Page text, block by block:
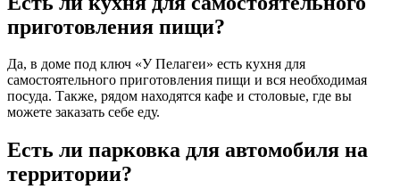
приготовления пищи?
Да, в доме под ключ «У Пелагеи» есть кухня для
самостоятельного приготовления пищи и вся необходимая
посуда. Также, рядом находятся кафе и столовые, где вы
можете заказать себе еду.
Есть ли парковка для автомобиля на
территории?